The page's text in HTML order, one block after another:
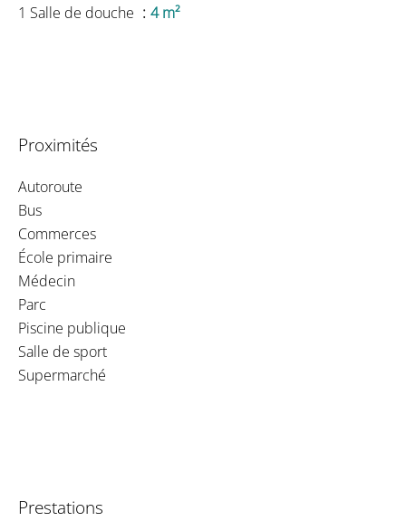
1 Salle de douche
4 m²
Proximités
Autoroute
Bus
Commerces
École primaire
Médecin
Parc
Piscine publique
Salle de sport
Supermarché
Prestations